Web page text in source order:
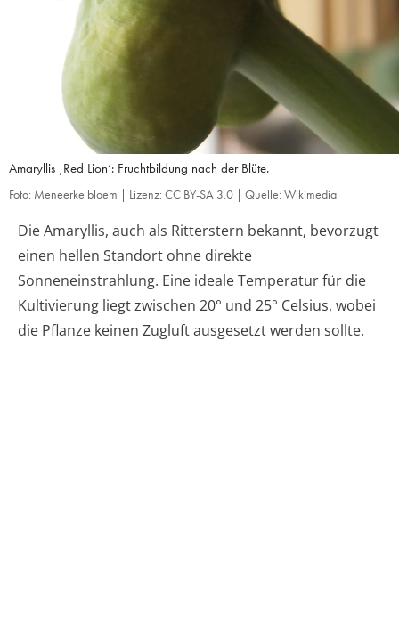
Amaryllis ‚Red Lion‘: Fruchtbildung nach der Blüte.
Foto: Meneerke bloem | Lizenz: CC BY-SA 3.0 | Quelle: Wikimedia
Die Amaryllis, auch als Ritterstern bekannt, bevorzugt
einen hellen Standort ohne direkte
Sonneneinstrahlung. Eine ideale Temperatur für die
Kultivierung liegt zwischen 20° und 25° Celsius, wobei
die Pflanze keinen Zugluft ausgesetzt werden sollte.